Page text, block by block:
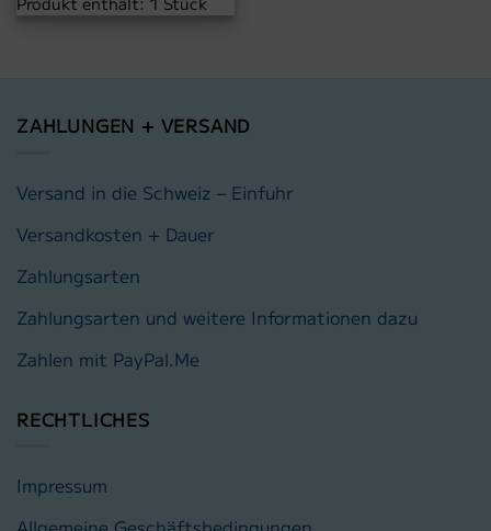
ZAHLUNGEN + VERSAND
Versand in die Schweiz – Einfuhr
Versandkosten + Dauer
Zahlungsarten
Zahlungsarten und weitere Informationen dazu
Zahlen mit PayPal.Me
RECHTLICHES
Impressum